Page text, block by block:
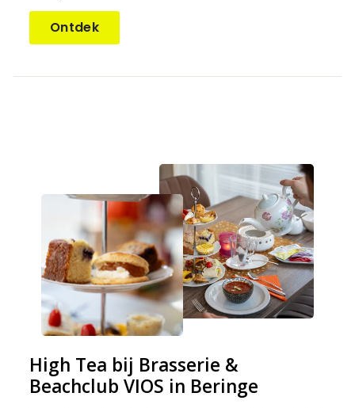
Ontdek
High Tea bij Brasserie &
Beachclub VIOS in Beringe